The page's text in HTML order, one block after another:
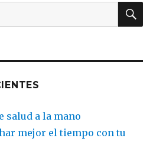
salud a la mano
mejor el tiempo con tu